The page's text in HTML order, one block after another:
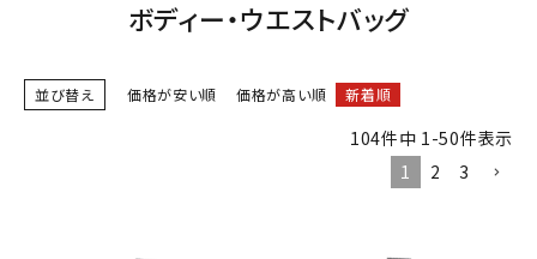
スポーツから選ぶ
ボディー・ウエストバッグ
並び替え 価格が安い順 価格が高い順 新着順
104件中 1-50件表示
1
2 3